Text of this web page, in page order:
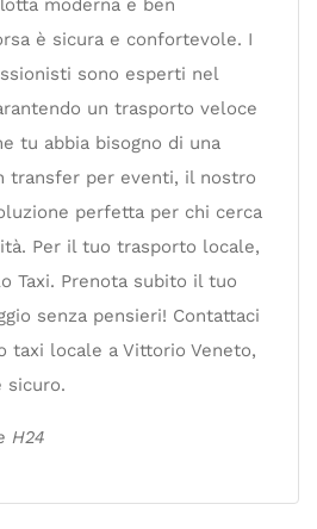
moderna e ben
è sicura e confortevole. I
sono esperti nel
un trasporto veloce
tu abbia bisogno di una
transfer per eventi, il nostro
perfetta per chi cerca
Per il tuo trasporto locale,
Taxi. Prenota subito il tuo
senza pensieri! Contattaci
taxi locale a Vittorio Veneto,
sicuro.
H24